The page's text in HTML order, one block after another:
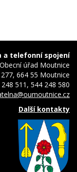
a telefonní spojení
Obecní úřad Moutnice
664 55 Moutnice
511, 544 248 580
Další kontakty